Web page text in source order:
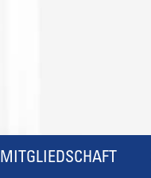
MITGLIEDSCHAFT